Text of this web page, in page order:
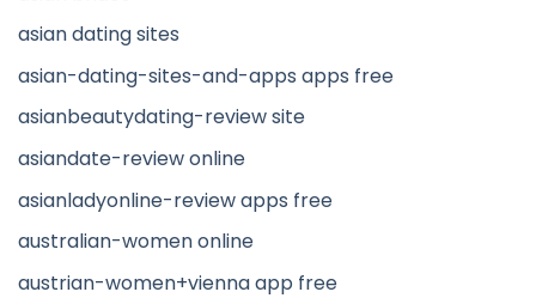
asian dating sites
asian-dating-sites-and-apps apps free
asianbeautydating-review site
asiandate-review online
asianladyonline-review apps free
australian-women online
austrian-women+vienna app free